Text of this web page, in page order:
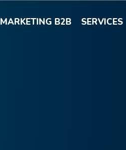
MARKETING B2B SERVICES